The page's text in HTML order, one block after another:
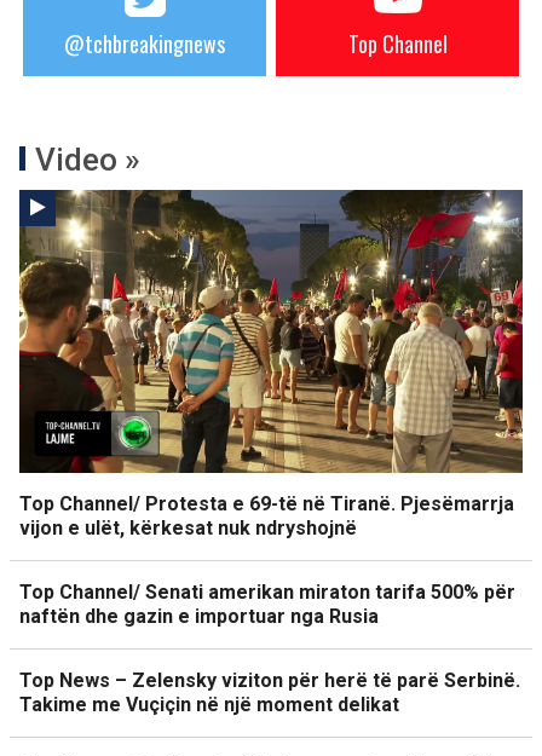
@tchbreakingnews Top Channel
Video »
Top Channel/ Protesta e 69-të në Tiranë. Pjesëmarrja
vijon e ulët, kërkesat nuk ndryshojnë
Top Channel/ Senati amerikan miraton tarifa 500% për
naftën dhe gazin e importuar nga Rusia
Top News – Zelensky viziton për herë të parë Serbinë.
Takime me Vuçiçin në një moment delikat